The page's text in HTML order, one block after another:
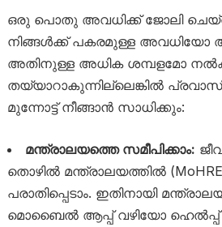
ഒരു പൊതു അവധിക്ക് ജോലി
നിങ്ങൾക്ക് പകരമുള്ള അവധിയോ
അതിനുള്ള അധിക ശമ്പളമോ
തയ്യാറാകുന്നില്ലെങ്കിൽ
മുന്നോട്ട് നീങ്ങാൻ സാധിക്കും:
മന്ത്രാലയത്തെ സമീപിക്കാം:
തൊഴിൽ മന്ത്രാലയത്തിൽ (MoHRE)
പരാതിപ്പെടാം. ഇതിനായി
മൊബൈൽ ആപ്പ് വഴിയോ